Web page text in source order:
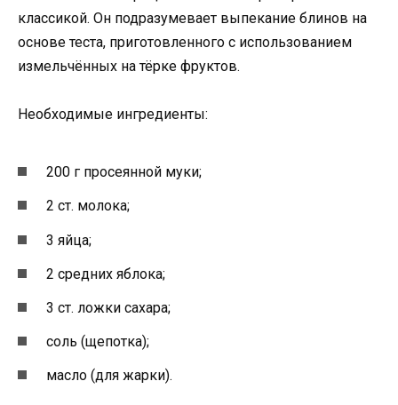
классикой. Он подразумевает выпекание блинов на
основе теста, приготовленного с использованием
измельчённых на тёрке фруктов.
Необходимые ингредиенты:
200 г просеянной муки;
2 ст. молока;
3 яйца;
2 средних яблока;
3 ст. ложки сахара;
соль (щепотка);
масло (для жарки).